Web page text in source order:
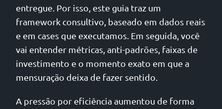
entregue. Por isso, este guia traz um
framework consultivo, baseado em dados reais
e em cases que executamos. Em seguida, você
vai entender métricas, anti-padrões, faixas de
investimento e o momento exato em que a
mensuração deixa de fazer sentido.
A pressão por eficiência aumentou de forma